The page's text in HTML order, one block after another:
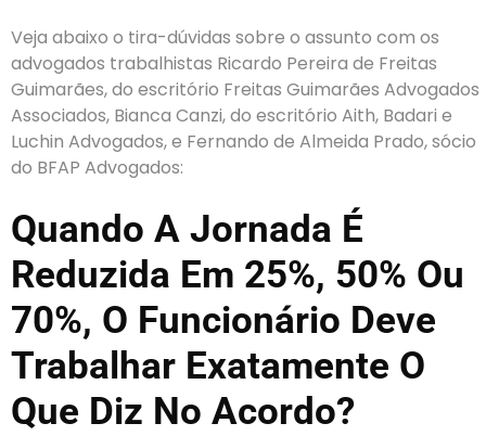
Veja abaixo o tira-dúvidas sobre o assunto com os
advogados trabalhistas Ricardo Pereira de Freitas
Guimarães, do escritório Freitas Guimarães Advogados
Associados, Bianca Canzi, do escritório Aith, Badari e
Luchin Advogados, e Fernando de Almeida Prado, sócio
do BFAP Advogados:
Quando A Jornada É
Reduzida Em 25%, 50% Ou
70%, O Funcionário Deve
Trabalhar Exatamente O
Que Diz No Acordo?